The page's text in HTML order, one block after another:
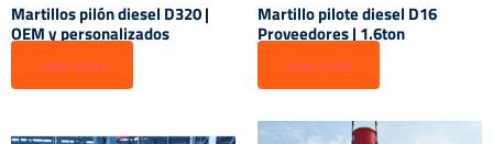
Martillos pilón diesel D320 |
OEM y personalizados
Leer más
Martillo pilote diesel D16
Proveedores | 1.6ton
Leer más